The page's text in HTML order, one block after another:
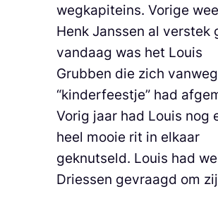
wegkapiteins. Vorige
Henk Janssen al verstek
vandaag was het Louis
Grubben die zich
“kinderfeestje” had
Vorig jaar had Louis nog
heel mooie rit in elkaar
geknutseld. Louis had
Driessen gevraagd om